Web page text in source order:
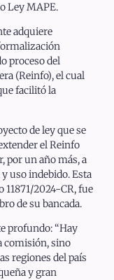
Ley MAPE.
adquiere
proceso del
(Reinfo), el cual
facilitó la
de ley que se
el Reinfo
por un año más, a
uso indebido. Esta
2024-CR, fue
de su bancada.
profundo: “Hay
comisión, sino
regiones del país
y gran